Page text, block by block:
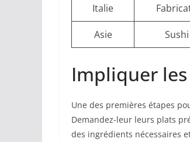
Italie
Asie
Impliquer
Une des premières étapes
Demandez-leur leurs plats
des ingrédients nécessaires